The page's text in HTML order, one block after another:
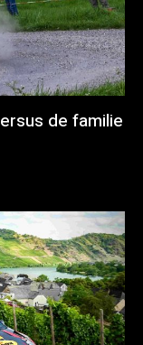
de familie